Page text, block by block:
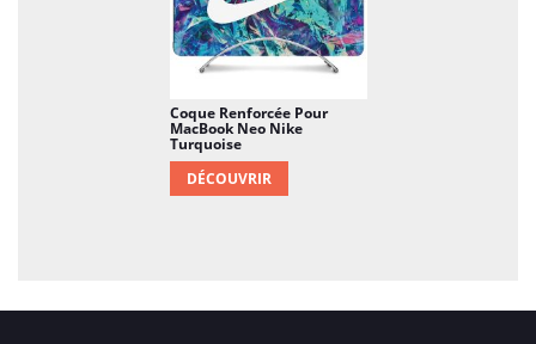
Coque Renforcée Pour
MacBook Neo Nike
Turquoise
DÉCOUVRIR